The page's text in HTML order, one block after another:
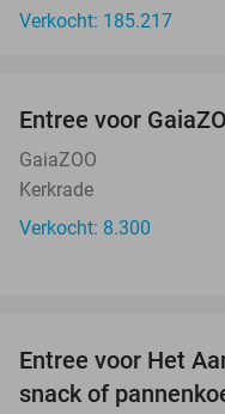
Verkocht: 185.217
Entree voor
GaiaZOO
Kerkrade
Verkocht: 8.300
Entree voor Het
snack of